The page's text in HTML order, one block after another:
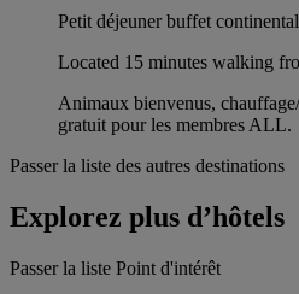
Petit déjeuner buffet
Located 15 minutes walking
Animaux bienvenus,
gratuit pour les membres ALL.
Passer la liste des autres destinations
Explorez plus d’hôtels
Passer la liste Point d'intérêt